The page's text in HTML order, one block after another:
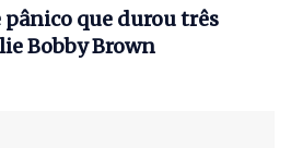
que durou três
Bobby Brown